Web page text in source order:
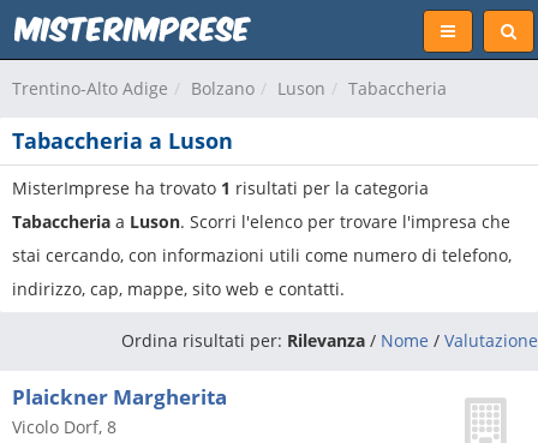
Trentino-Alto Adige Bolzano Luson Tabaccheria
Tabaccheria a Luson
MisterImprese ha trovato 1 risultati per la categoria
Tabaccheria a Luson. Scorri l'elenco per trovare l'impresa che
stai cercando, con informazioni utili come numero di telefono,
indirizzo, cap, mappe, sito web e contatti.
Ordina risultati per: Rilevanza / Nome / Valutazione
Plaickner Margherita
Vicolo Dorf, 8